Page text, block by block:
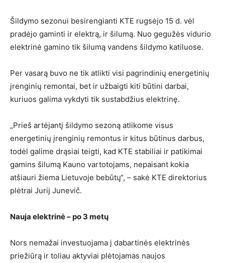
Šildymo sezonui besirengianti KTE rugsėjo 15 d. vėl
pradėjo gaminti ir elektrą, ir šilumą. Nuo gegužės vidurio
elektrinė gamino tik šilumą vandens šildymo katiluose.
Per vasarą buvo ne tik atlikti visi pagrindinių energetinių
įrenginių remontai, bet ir užbaigti kiti būtini darbai,
kuriuos galima vykdyti tik sustabdžius elektrinę.
„Prieš artėjantį šildymo sezoną atlikome visus
energetinių įrenginių remontus ir kitus būtinus darbus,
todėl galime drąsiai teigti, kad KTE stabiliai ir patikimai
gamins šilumą Kauno vartotojams, nepaisant kokia
atšiauri žiema Lietuvoje bebūtų“, – sakė KTE direktorius
plėtrai Jurij Junevič.
Nauja elektrinė – po 3 metų
Nors nemažai investuojama į dabartinės elektrinės
priežiūrą ir toliau aktyviai plėtojamas naujos